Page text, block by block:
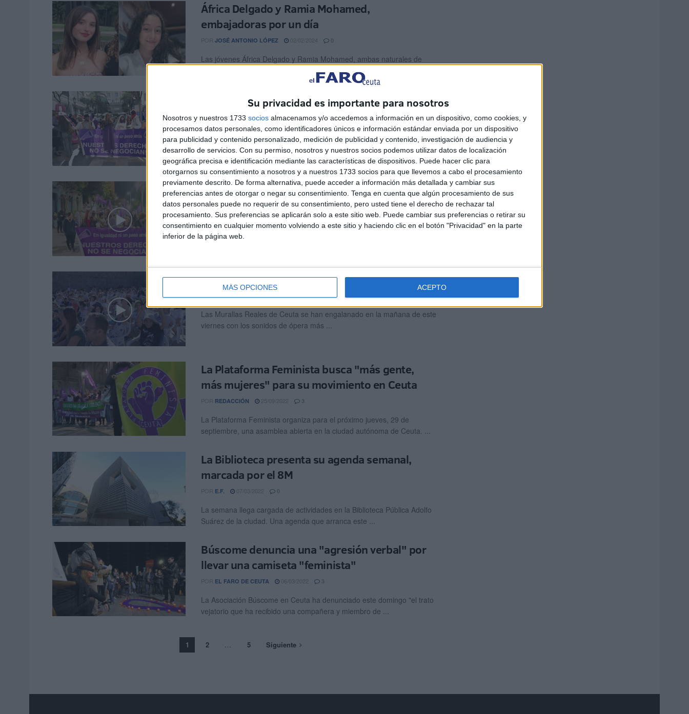
Su privacidad es importante para nosotros
Nosotros y nuestros 1733 socios almacenamos y/o accedemos a información en un dispositivo, como cookies, y
procesamos datos personales, como identificadores únicos e información estándar enviada por un dispositivo
para publicidad y contenido personalizado, medición de publicidad y contenido, investigación de audiencia y
desarrollo de servicios. Con su permiso, nosotros y nuestros socios podemos utilizar datos de localización
geográfica precisa e identificación mediante las características de dispositivos. Puede hacer clic para
otorgarnos su consentimiento a nosotros y a nuestros 1733 socios para que llevemos a cabo el procesamiento
previamente descrito. De forma alternativa, puede acceder a información más detallada y cambiar sus
preferencias antes de otorgar o negar su consentimiento. Tenga en cuenta que algún procesamiento de sus
datos personales puede no requerir de su consentimiento, pero usted tiene el derecho de rechazar tal
procesamiento. Sus preferencias se aplicarán solo a este sitio web. Puede cambiar sus preferencias o retirar su
consentimiento en cualquier momento volviendo a este sitio y haciendo clic en el botón "Privacidad" en la parte
inferior de la página web.
MÁS OPCIONES ACEPTO
África Delgado y Ramia Mohamed,
embajadoras por un día
POR JOSÉ ANTONIO LÓPEZ 0
Las jóvenes África Delgado y Ramia Mohamed, ambas naturales de
Ceuta, han tenido la suerte de formar parte de las ...
La Plataforma Feminista, unida en la lucha
contra la violencia machista
POR ISABEL JIMÉNEZ 25/11/2023 2
La Plataforma Feminista de Ceuta se ha reunido en los aledaños de la
Plaza España en el Día de la ...
Las calles de Ceuta vuelven a teñirse de
morado en el Día Internacional de la Mujer
CARLOS DÍAZ 08/03/2023
La plaza de la Constitución ha sido el punto de reunión de la
Ópera en clave de igualdad para niños
AGUSTÍN LÓPEZ 0
Las Murallas Reales de Ceuta se han engalanado en la mañana de este
viernes con los sonidos de ópera más ...
La Plataforma Feminista busca "más gente,
más mujeres" para su movimiento en Ceuta
POR REDACCIÓN 3
La Plataforma Feminista organiza para el próximo jueves, 29 de
septiembre, una asamblea abierta en la ciudad autónoma de Ceuta. ...
La Biblioteca presenta su agenda semanal,
marcada por el 8M
POR E.F. 07/03/2022 0
La semana llega cargada de actividades en la Biblioteca Pública Adolfo
Suárez de la ciudad. Una agenda que arranca este ...
Búscome denuncia una "agresión verbal" por
llevar una camiseta "feminista"
POR EL FARO DE CEUTA 3
La Asociación Búscome en Ceuta ha denunciado este domingo "el trato
vejatorio que ha recibido una compañera y miembro de ...
1 2 5 Siguiente